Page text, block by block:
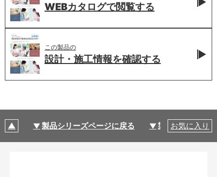
WEBカタログで閲覧する
この製品の
設計・施工情報を確認する
製品シリーズページに戻る 製品仕様
お気に入り